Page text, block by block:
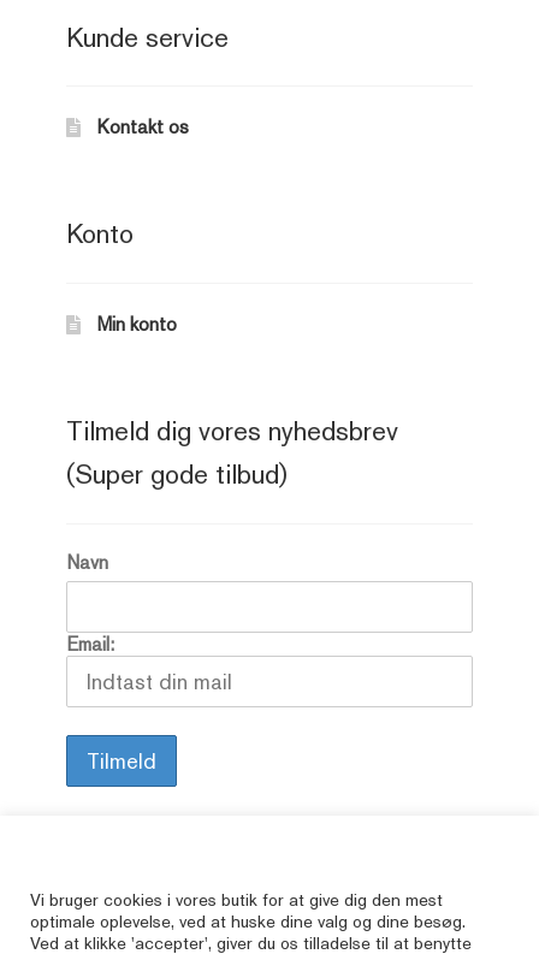
Alle vore varer er brugte, så her kan du finde
de bøger, som er udsolgte i butikkerne.
Kunde service
Kontakt os
Konto
Min konto
Tilmeld dig vores nyhedsbrev
(Super gode tilbud)
Navn
Email:
Vi bruger cookies i vores butik for at give dig den mest
optimale oplevelse, ved at huske dine valg og dine besøg.
Ved at klikke 'accepter', giver du os tilladelse til at benytte